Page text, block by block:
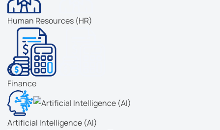
Human Resources (HR)
Finance
Artificial Intelligence (AI)